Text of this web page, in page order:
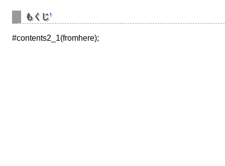
もくじ†
#contents2_1(fromhere);